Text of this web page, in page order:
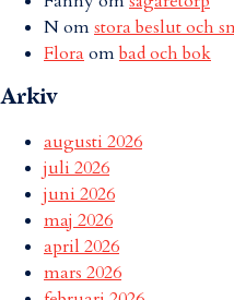
Nomstora beslut och
Flora ombad och bok
Arkiv
augusti 2026
juli 2026
juni 2026
maj 2026
april 2026
mars 2026